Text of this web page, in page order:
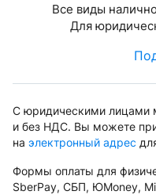
Все виды
Для
С юридическими лицами
и без НДС. Вы можете
на электронный адрес
Формы оплаты для
SberPay, СБП, ЮMoney,